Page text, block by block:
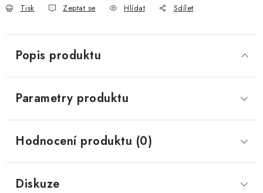
Tisk Zeptat se Hlídat Sdílet
Popis produktu
Parametry produktu
Hodnocení produktu (0)
Diskuze